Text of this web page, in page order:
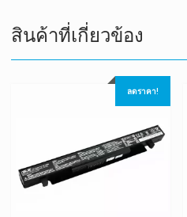
สินค้าที่เกี่ยวข้อง
ลดราคา!